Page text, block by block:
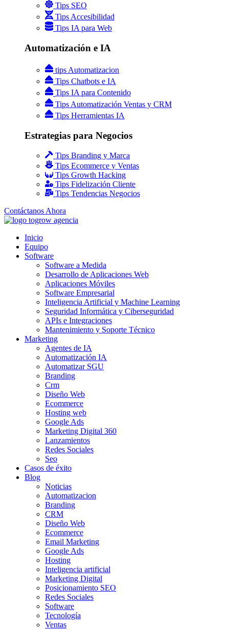
Tips SEO
Tips Accesibilidad
Tips IA para Web
Automatización e IA
tips Automatizacion
Tips Chatbots e IA
Tips IA para Contenido
Tips Automatización Ventas y CRM
Tips Herramientas IA
Estrategias para Negocios
Tips Branding y Marca
Tips Ecommerce y Ventas
Tips Growth Hacking
Tips Fidelización Cliente
Tips Tendencias Negocios
Contáctanos Ahora
Inicio
Equipo
Software
Software a Medida
Desarrollo de Aplicaciones Web
Aplicaciones Móviles
Software Empresarial
Inteligencia Artificial y Machine Learning
Seguridad Informática y Ciberseguridad
APIs e Integraciones
Mantenimiento y Soporte Técnico
Marketing
Agentes de IA
Automatización IA
Automatizar SGU
Branding
Crm
Diseño Web
Ecommerce
Hosting web
Google Ads
Marketing Digital 360
Lanzamientos
Redes Sociales
Seo
Casos de éxito
Blog
Noticias
Automatizacion
Branding
CRM
Diseño Web
Ecommerce
Email Marketing
Google Ads
Hosting
Inteligencia artificial
Marketing Digital
Posicionamiento SEO
Redes Sociales
Software
Tecnología
Ventas